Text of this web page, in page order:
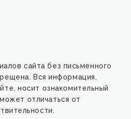
сайта без письменного
Вся информация,
носит ознакомительный
отличаться от